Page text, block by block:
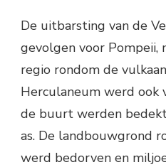
De uitbarsting van de
gevolgen voor Pompeii,
regio rondom de
Herculaneum werd ook
de buurt werden
as. De landbouwgrond
werd bedorven en